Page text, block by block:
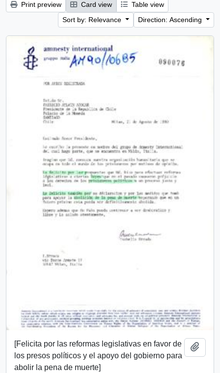
Print preview Card view
Table view
Sort by: Relevance
Direction: Ascending
[Felicita por las reformas legislativas en favor de
los presos políticos y el apoyo del gobierno para
abolir la pena de muerte]